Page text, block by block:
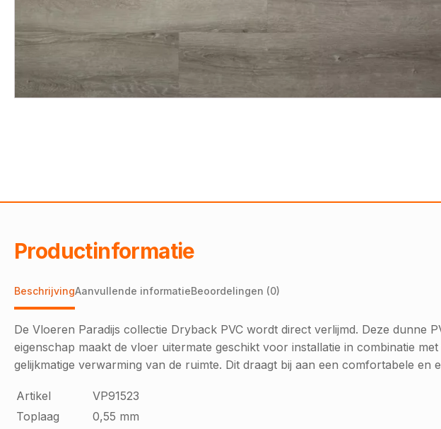
Productinformatie
BeschrijvingAanvullende informatieBeoordelingen (0)
De Vloeren Paradijs collectie Dryback PVC wordt direct verlijmd. Deze dunne
eigenschap maakt de vloer uitermate geschikt voor installatie in combinatie
gelijkmatige verwarming van de ruimte. Dit draagt bij aan een comfortabele
Artikel
VP91523
Toplaag
0,55 mm